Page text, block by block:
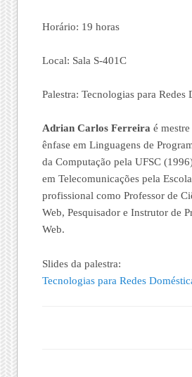
Horário: 19 horas
Local: Sala S-401C
Palestra: Tecnologias para
Adrian Carlos Ferreira é
ênfase em Linguagens de
da Computação pela UFSC
em Telecomunicações pela
profissional como Professor de
Web, Pesquisador e Instrutor de
Web.
Slides da palestra:
Tecnologias para Redes